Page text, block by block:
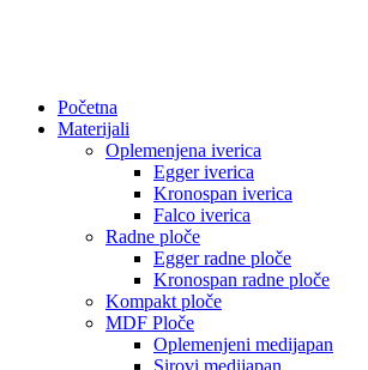
Početna
Materijali
Oplemenjena iverica
Egger iverica
Kronospan iverica
Falco iverica
Radne ploče
Egger radne ploče
Kronospan radne ploče
Kompakt ploče
MDF Ploče
Oplemenjeni medijapan
Sirovi medijapan